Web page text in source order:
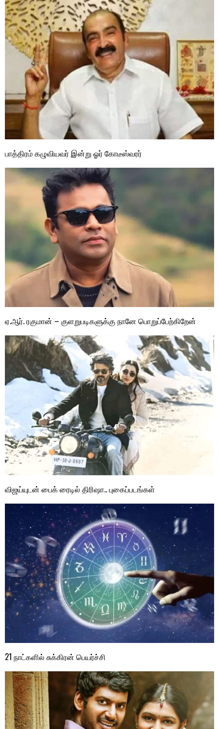
பாத்திரம் கழுவியவர் இன்று ஓர் கோடீஸ்வரர்
ஏ.ஆர். ரகுமான் – குளறுபடிகளுக்கு நானே பொறுப்பேற்கிறேன்
விஜய்யுடன் பைக் ரைடில் திரிஷா.. புகைப்படங்கள்
21 நாட்களில் சுக்கிரன் பெயர்ச்சி